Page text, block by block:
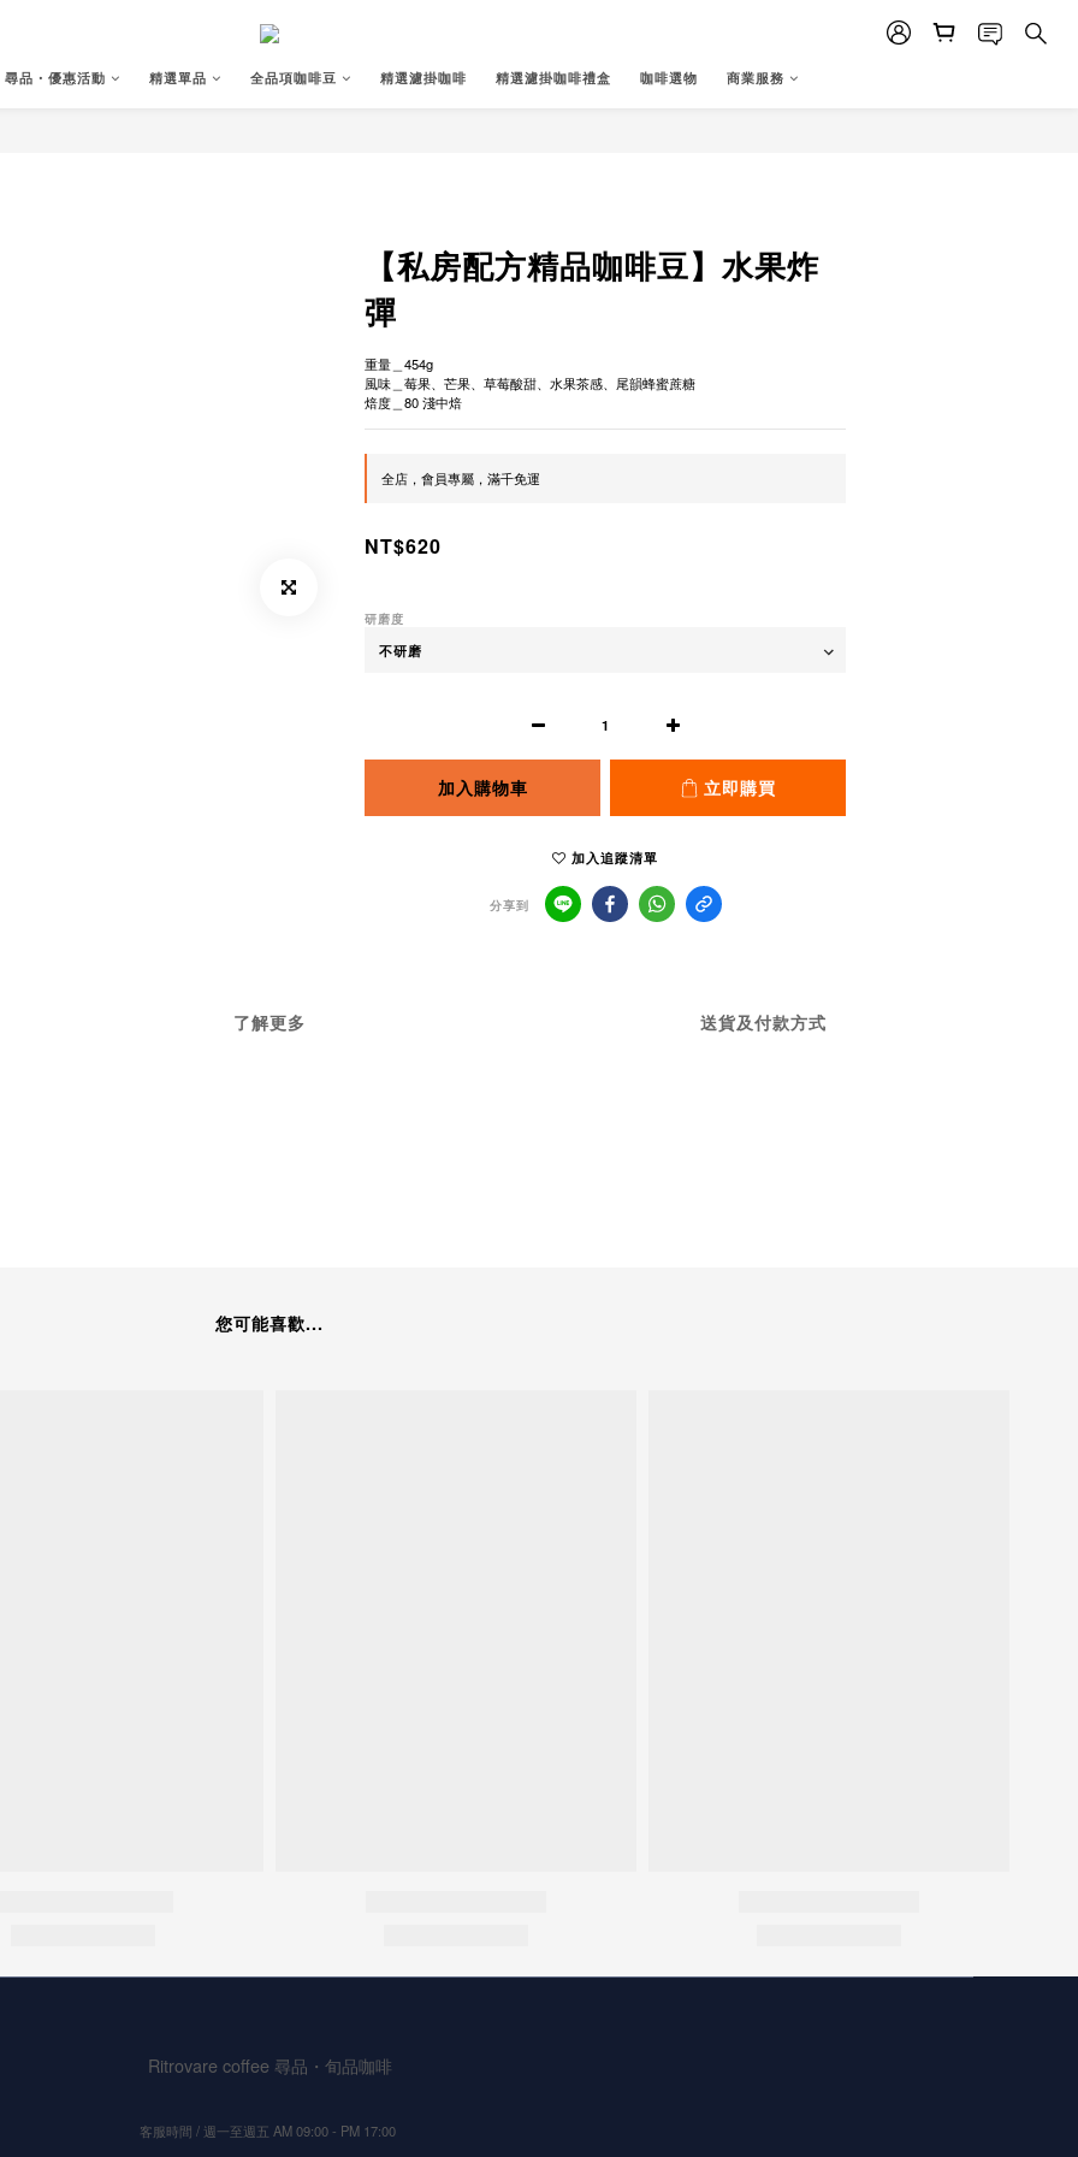
尋品・優惠活動 精選單品 全品項咖啡豆 精選濾掛咖啡 精選濾掛咖啡禮盒 咖啡選物 商業服務
【私房配方精品咖啡豆】水果炸
彈
重量＿454g
風味＿莓果、芒果、草莓酸甜、水果茶感、尾韻蜂蜜蔗糖
焙度＿80 淺中焙
全店，會員專屬，滿千免運
NT$620
研磨度
加入購物車 立即購買
加入追蹤清單
分享到
了解更多 送貨及付款方式
您可能喜歡...
Ritrovare coffee 尋品・旬品咖啡
客服時間 / 週一至週五 AM 09:00 - PM 17:00